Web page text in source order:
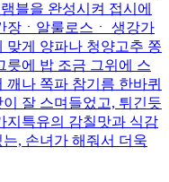
블을 완성시켜 접시에
장ㆍ알룰로스ㆍ 생강가
맞게 양파나 청양고추 쫑
릇에 밥 조금 그위에 스
나 쪽파 참기름 한바퀴
잘 스며들었고, 튀긴듯
지특유의 감칠맛과 식감
, 손녀가 해줘서 더욱